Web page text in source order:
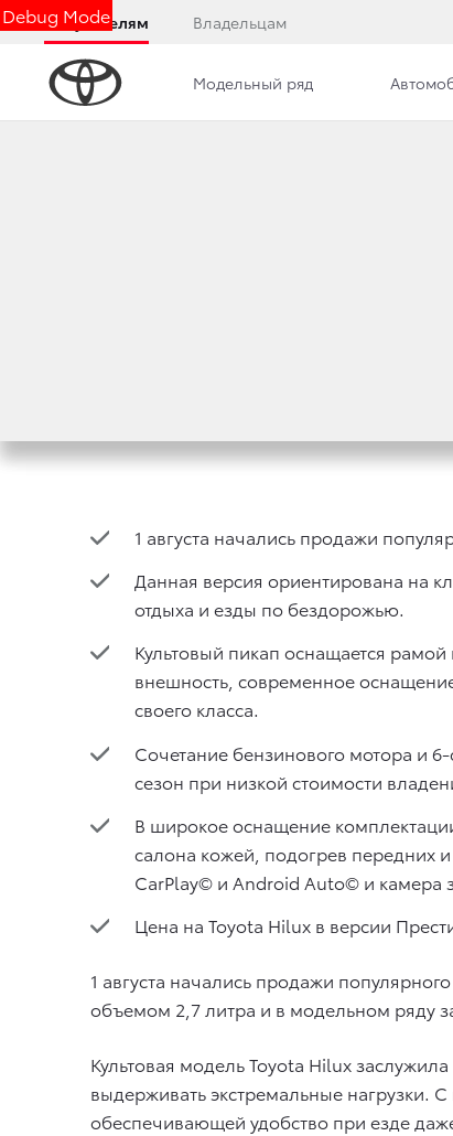
Debug Mode
Покупателям Владельцам
Модельный ряд
НАЧАЛИСЬ
HILUX В
1 августа начались продажи
Данная версия ориентирована на
отдыха и езды по бездорожью.
Культовый пикап оснащается
внешность, современное
своего класса.
Сочетание бензинового мотора и
сезон при низкой стоимости
В широкое оснащение
салона кожей, подогрев передних
CarPlay© и Android Auto© и камера
Цена на Toyota Hilux в версии
1 августа начались продажи
объемом 2,7 литра и в модельном ряду
Культовая модель Toyota Hilux
выдерживать экстремальные
обеспечивающей удобство при езде